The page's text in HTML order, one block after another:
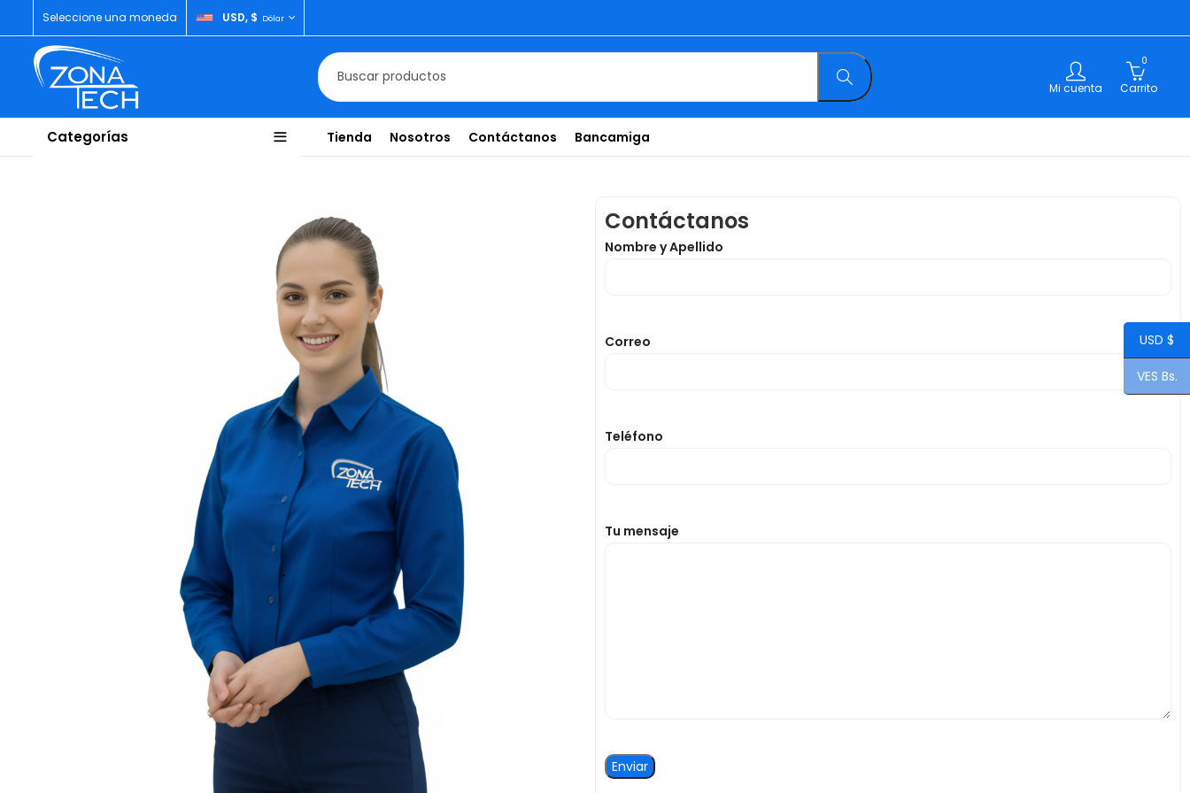
Seleccione una moneda USD, $ Dólar
Mi cuenta
0
Carrito
Categorías Tienda Nosotros Contáctanos Bancamiga
Contáctanos
Nombre y Apellido
Correo
Teléfono
Tu mensaje
USD $
VES Bs.